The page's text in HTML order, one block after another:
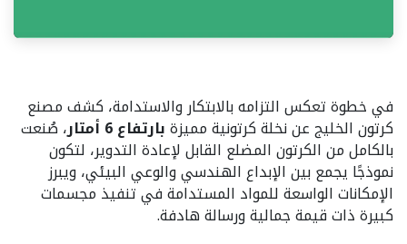
في خطوة تعكس التزامه بالابتكار والاستدامة، كشف مصنع
كرتون الخليج عن نخلة كرتونية مميزةبارتفاع 6 أمتار ، صُنعت
بالكامل من الكرتون المضلع القابل لإعادة التدوير، لتكون
نموذجًا يجمع بين الإبداع الهندسي والوعي البيئي، ويبرز
الإمكانات الواسعة للمواد المستدامة في تنفيذ مجسمات
كبيرة ذات قيمة جمالية ورسالة هادفة.